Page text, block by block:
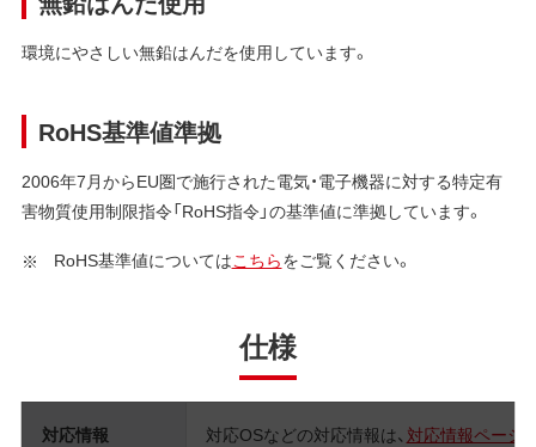
環境にやさしい無鉛はんだを使用しています。
RoHS基準値準拠
2006年7月からEU圏で施行された電気・電子機器に対する特定有
害物質使用制限指令「RoHS指令」の基準値に準拠しています。
RoHS基準値についてはこちらをご覧ください。
仕様
対応情報 対応OSなどの対応情報は、 対応情報ページ